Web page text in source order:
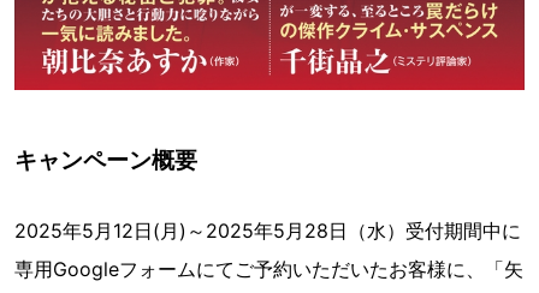
キャンペーン概要
2025年5月12日(月)～2025年5月28日（水）受付期間中に
専用Googleフォームにてご予約いただいたお客様に、「矢